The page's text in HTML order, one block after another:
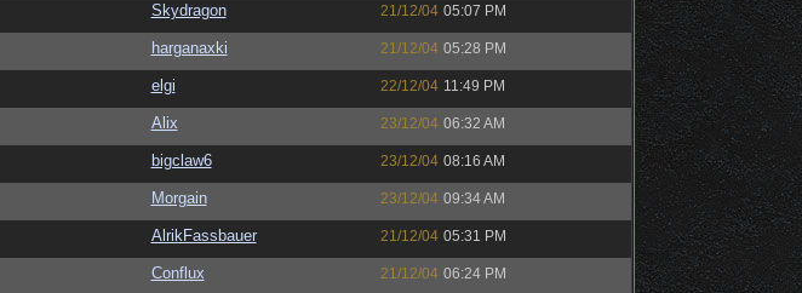
Skydragon 21/12/04 05:07 PM
harganaxki 21/12/04 05:28 PM
elgi 22/12/04 11:49 PM
Alix 23/12/04 06:32 AM
bigclaw6 23/12/04 08:16 AM
Morgain 23/12/04 09:34 AM
AlrikFassbauer 21/12/04 05:31 PM
Conflux 21/12/04 06:24 PM